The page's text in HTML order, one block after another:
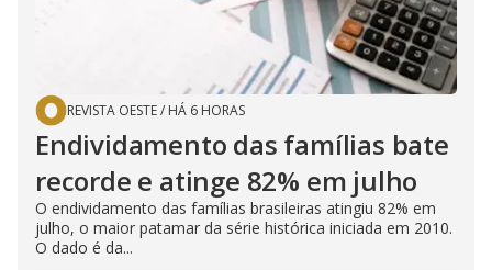
REVISTA OESTE/ HÁ 6 HORAS
Endividamento das famílias bate
recorde e atinge 82% em julho
O endividamento das famílias brasileiras atingiu 82% em
julho, o maior patamar da série histórica iniciada em 2010.
O dado é da...